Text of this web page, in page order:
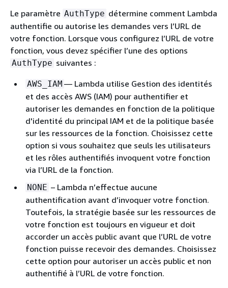
Le paramètre AuthType détermine comment Lambda
authentifie ou autorise les demandes vers l’URL de
votre fonction. Lorsque vous configurez l’URL de votre
fonction, vous devez spécifier l’une des options
AuthType suivantes :
AWS_IAM — Lambda utilise Gestion des identités
et des accès AWS (IAM) pour authentifier et
autoriser les demandes en fonction de la politique
d'identité du principal IAM et de la politique basée
sur les ressources de la fonction. Choisissez cette
option si vous souhaitez que seuls les utilisateurs
et les rôles authentifiés invoquent votre fonction
via l’URL de la fonction.
NONE – Lambda n’effectue aucune
authentification avant d’invoquer votre fonction.
Toutefois, la stratégie basée sur les ressources de
votre fonction est toujours en vigueur et doit
accorder un accès public avant que l’URL de votre
fonction puisse recevoir des demandes. Choisissez
cette option pour autoriser un accès public et non
authentifié à l’URL de votre fonction.